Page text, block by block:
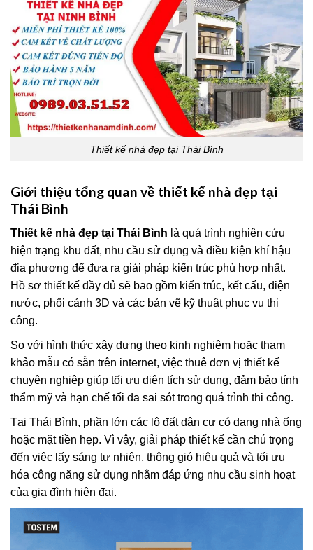
Thiết kế nhà đẹp tại Thái Bình
Giới thiệu tổng quan về thiết kế nhà đẹp tại
Thái Bình
Thiết kế nhà đẹp tại Thái Bình là quá trình nghiên cứu
hiện trạng khu đất, nhu cầu sử dụng và điều kiện khí hậu
địa phương để đưa ra giải pháp kiến trúc phù hợp nhất.
Hồ sơ thiết kế đầy đủ sẽ bao gồm kiến trúc, kết cấu, điện
nước, phối cảnh 3D và các bản vẽ kỹ thuật phục vụ thi
công.
So với hình thức xây dựng theo kinh nghiệm hoặc tham
khảo mẫu có sẵn trên internet, việc thuê đơn vị thiết kế
chuyên nghiệp giúp tối ưu diện tích sử dụng, đảm bảo tính
thẩm mỹ và hạn chế tối đa sai sót trong quá trình thi công.
Tại Thái Bình, phần lớn các lô đất dân cư có dạng nhà ống
hoặc mặt tiền hẹp. Vì vậy, giải pháp thiết kế cần chú trọng
đến việc lấy sáng tự nhiên, thông gió hiệu quả và tối ưu
hóa công năng sử dụng nhằm đáp ứng nhu cầu sinh hoạt
của gia đình hiện đại.